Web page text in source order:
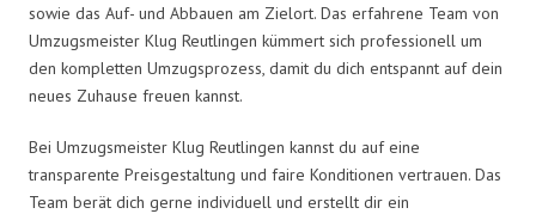
sowie das Auf- und Abbauen am Zielort. Das erfahrene Team von
Umzugsmeister Klug Reutlingen kümmert sich professionell um
den kompletten Umzugsprozess, damit du dich entspannt auf dein
neues Zuhause freuen kannst.
Bei Umzugsmeister Klug Reutlingen kannst du auf eine
transparente Preisgestaltung und faire Konditionen vertrauen. Das
Team berät dich gerne individuell und erstellt dir ein